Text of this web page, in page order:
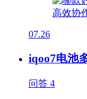
07.26
iqoo7电池
问答 4